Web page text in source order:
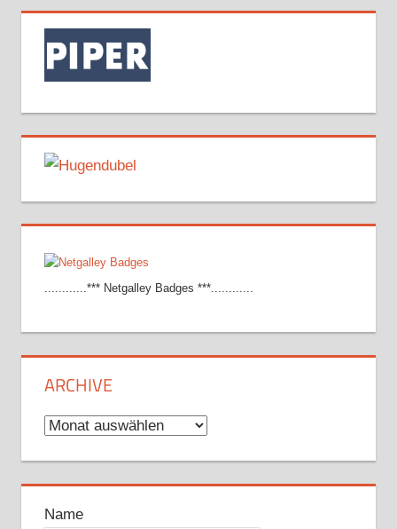
............*** Netgalley Badges ***............
ARCHIVE
Archive
Name